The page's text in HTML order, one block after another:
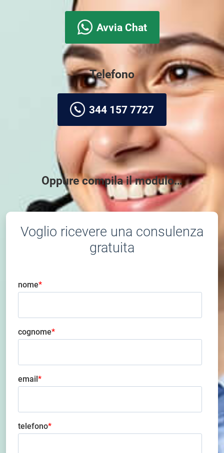
Avvia Chat
Telefono
344 157 7727
Oppure compila il modulo…